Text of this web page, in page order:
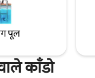
पूल
काँडो